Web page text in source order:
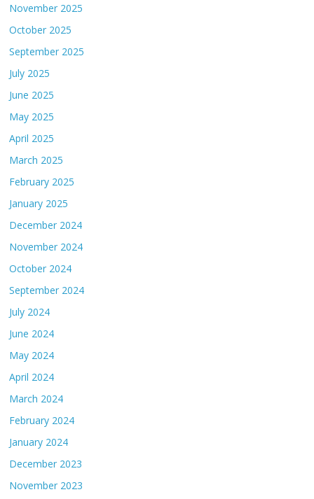
November 2025
October 2025
September 2025
July 2025
June 2025
May 2025
April 2025
March 2025
February 2025
January 2025
December 2024
November 2024
October 2024
September 2024
July 2024
June 2024
May 2024
April 2024
March 2024
February 2024
January 2024
December 2023
November 2023